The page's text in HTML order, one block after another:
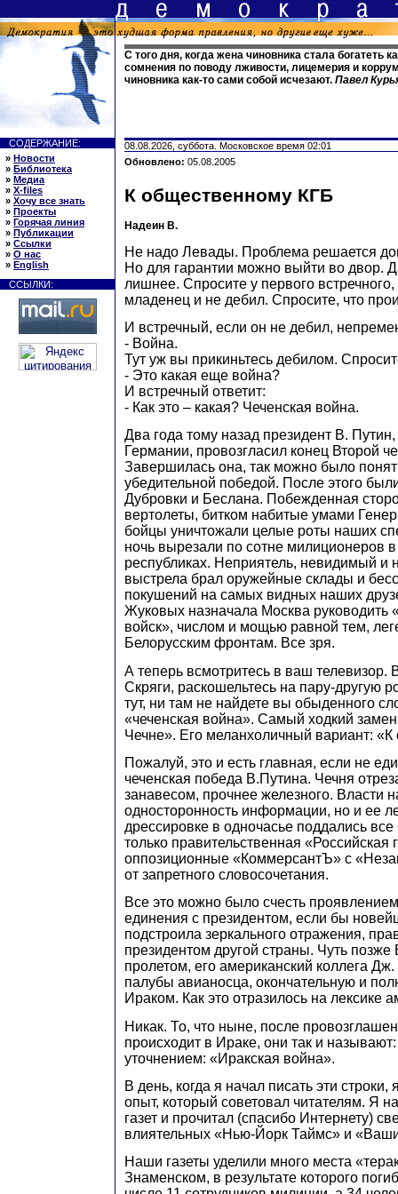
С того дня, когда жена чиновника стала богатеть
сомнения по поводу лживости, лицемерия и
чиновника как-то сами собой исчезают. Павел
СОДЕРЖАНИЕ:
» Новости
» Библиотека
» Медиа
» X-files
» Хочу все знать
» Проекты
» Горячая линия
» Публикации
» Ссылки
» О нас
» English
ССЫЛКИ:
08.08.2026, суббота. Московское время 02:01
Обновлено: 05.08.2005
К общественному КГБ
Надеин В.
Не надо Левады. Проблема решается
Но для гарантии можно выйти во двор.
лишнее. Спросите у первого
младенец и не дебил. Спросите, что
И встречный, если он не дебил,
- Война.
Тут уж вы прикиньтесь дебилом.
- Это какая еще война?
И встречный ответит:
- Как это – какая? Чеченская война.
Два года тому назад президент В.
Германии, провозгласил конец Второй
Завершилась она, так можно было
убедительной победой. После этого
Дубровки и Беслана. Побежденная
вертолеты, битком набитые умами
бойцы уничтожали целые роты наших
ночь вырезали по сотне милиционеров
республиках. Неприятель, невидимый и
выстрела брал оружейные склады и
покушений на самых видных наших
Жуковых назначала Москва руководить
войск», числом и мощью равной тем,
Белорусским фронтам. Все зря.
А теперь всмотритесь в ваш телевизор.
Скряги, раскошельтесь на пару-другую
тут, ни там не найдете вы обыденного
«чеченская война». Самый ходкий
Чечне». Его меланхоличный вариант:
Пожалуй, это и есть главная, если не
чеченская победа В.Путина. Чечня
занавесом, прочнее железного. Власти
односторонность информации, но и ее
дрессировке в одночасье поддались
только правительственная «Российская
оппозиционные «КоммерсантЪ» с
от запретного словосочетания.
Все это можно было счесть
единения с президентом, если бы
подстроила зеркального отражения,
президентом другой страны. Чуть
пролетом, его американский коллега
палубы авианосца, окончательную и
Ираком. Как это отразилось на лексике
Никак. То, что ныне, после
происходит в Ираке, они так и
уточнением: «Иракская война».
В день, когда я начал писать эти строки,
опыт, который советовал читателям. Я
газет и прочитал (спасибо Интернету)
влиятельных «Нью-Йорк Таймс» и
Наши газеты уделили много места
Знаменском, в результате которого